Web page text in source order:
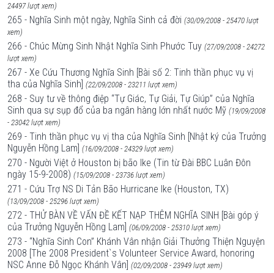
24497 lượt xem)
265 - Nghĩa Sinh một ngày, Nghĩa Sinh cả đời (30/09/2008 - 25470 lượt
xem)
266 - Chúc Mừng Sinh Nhật Nghĩa Sinh Phước Tuy (27/09/2008 - 24272
lượt xem)
267 - Xe Cứu Thương Nghĩa Sinh [Bài số 2: Tinh thần phục vụ vị
tha của Nghĩa Sinh] (22/09/2008 - 23211 lượt xem)
268 - Suy tư về thông điệp “Tự Giác, Tự Giải, Tự Giúp” của Nghĩa
Sinh qua sự sụp đổ của ba ngân hàng lớn nhất nước Mỹ (19/09/2008
- 23042 lượt xem)
269 - Tinh thần phục vụ vị tha của Nghĩa Sinh [Nhật ký của Trưởng
Nguyễn Hồng Lam] (16/09/2008 - 24329 lượt xem)
270 - Người Việt ở Houston bị bão Ike (Tin từ Đài BBC Luân Đôn
ngày 15-9-2008) (15/09/2008 - 23736 lượt xem)
271 - Cứu Trợ NS Di Tản Bão Hurricane Ike (Houston, TX)
(13/09/2008 - 25296 lượt xem)
272 - THỬ BÀN VỀ VẤN ĐỀ KẾT NẠP THÊM NGHĨA SINH [Bài góp ý
của Trưởng Nguyễn Hồng Lam] (06/09/2008 - 25310 lượt xem)
273 - “Nghĩa Sinh Con” Khánh Vân nhận Giải Thưởng Thiện Nguyện
2008 [The 2008 President`s Volunteer Service Award, honoring
NSC Anne Đỗ Ngọc Khánh Vân] (02/09/2008 - 23949 lượt xem)